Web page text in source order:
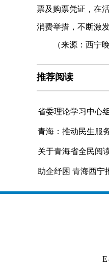
票及购票凭证，在
消费举措，不断激
（来源：西宁晚
推荐阅读
省委理论学习中心
青海：推动民生服
关于青海省全民阅
助企纾困 青海西宁